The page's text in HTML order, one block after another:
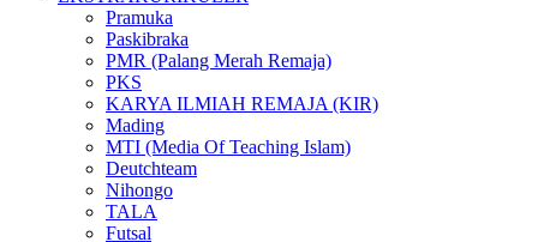
Pramuka
Paskibraka
PMR (Palang Merah Remaja)
PKS
KARYA ILMIAH REMAJA (KIR)
Mading
MTI (Media Of Teaching Islam)
Deutchteam
Nihongo
TALA
Futsal